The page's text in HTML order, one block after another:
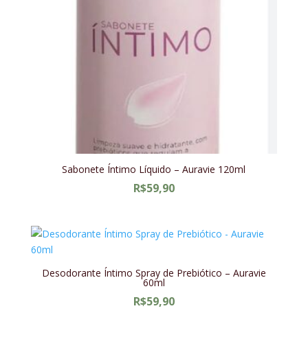
Sabonete Íntimo Líquido – Auravie 120ml
R$59,90
Desodorante Íntimo Spray de Prebiótico – Auravie
60ml
R$59,90